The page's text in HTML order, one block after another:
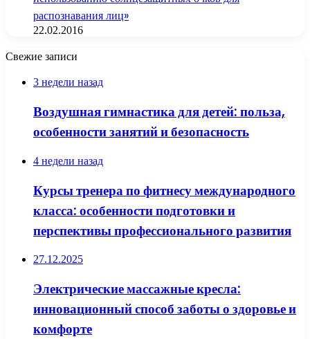
распознавания лиц»
22.02.2016
Свежие записи
3 недели назад
Воздушная гимнастика для детей: польза,
особенности занятий и безопасность
4 недели назад
Курсы тренера по фитнесу международного
класса: особенности подготовки и
перспективы профессионального развития
27.12.2025
Электрические массажные кресла:
инновационный способ заботы о здоровье и
комфорте